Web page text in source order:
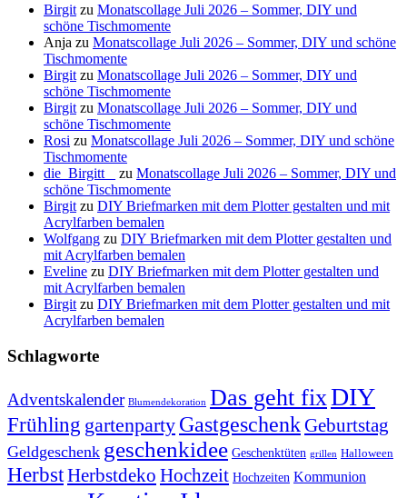
Birgit zu Monatscollage Juli 2026 – Sommer, DIY und
schöne Tischmomente
Anja zu Monatscollage Juli 2026 – Sommer, DIY und schöne
Tischmomente
Birgit zu Monatscollage Juli 2026 – Sommer, DIY und
schöne Tischmomente
Birgit zu Monatscollage Juli 2026 – Sommer, DIY und
schöne Tischmomente
Rosi zu Monatscollage Juli 2026 – Sommer, DIY und schöne
Tischmomente
die_Birgitt _
zu Monatscollage Juli 2026 – Sommer, DIY und
schöne Tischmomente
Birgit zu DIY Briefmarken mit dem Plotter gestalten und mit
Acrylfarben bemalen
Wolfgang zu DIY Briefmarken mit dem Plotter gestalten und
mit Acrylfarben bemalen
Eveline zu DIY Briefmarken mit dem Plotter gestalten und
mit Acrylfarben bemalen
Birgit zu DIY Briefmarken mit dem Plotter gestalten und mit
Acrylfarben bemalen
Schlagworte
Adventskalender Blumendekoration Das geht fixDIY
Frühling gartenparty GastgeschenkGeburtstag
Geldgeschenk geschenkidee Geschenktüten grillen Halloween
HerbstHerbstdeko Hochzeit Hochzeiten Kommunion